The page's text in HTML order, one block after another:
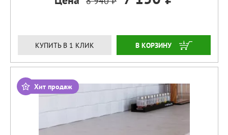
КУПИТЬ В 1 КЛИК ЗАКАЗАТЬ
Хит продаж